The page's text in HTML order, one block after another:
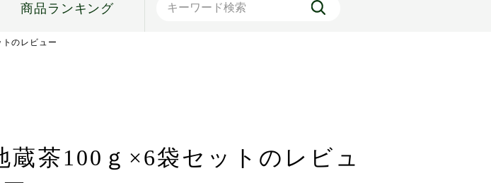
商品ランキング
のレビュー
茶100ｇ×6袋セットのレビュ